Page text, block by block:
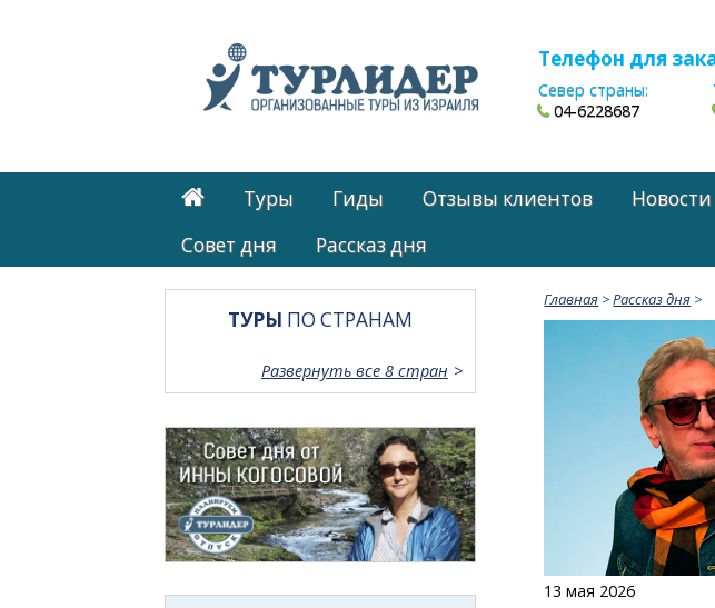
Телефон для
Север страны:
04-6228687
Туры Гиды Отзывы клиентов Новости
Cовет дня
Рассказ дня
Главная >Рассказ дня >
13 мая 2026
ТУРЫ ПО СТРАНАМ
Развернуть все 8 стран